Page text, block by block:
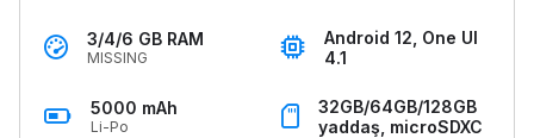
3/4/6 GB RAM
MISSING
Android 12, One UI
4.1
5000 mAh
Li-Po
32GB/64GB/128GB
yaddaş, microSDXC